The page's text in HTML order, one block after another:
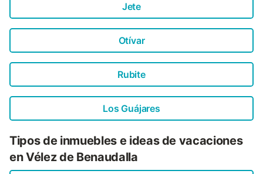
Jete
Otívar
Rubite
Los Guájares
Tipos de inmuebles e ideas de vacaciones
en Vélez de Benaudalla